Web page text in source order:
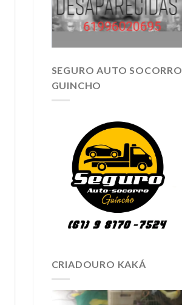
SEGURO AUTO SOCORRO
GUINCHO
CRIADOURO KAKÁ